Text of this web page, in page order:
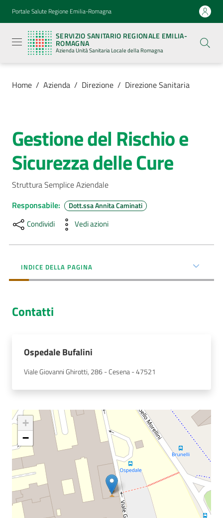
Vai al contenuto
Vai alla navigazione
Vai al footer
Portale Salute Regione Emilia-Romagna
SERVIZIO SANITARIO REGIONALE EMILIA-
ROMAGNA
Azienda Unità Sanitaria Locale della Romagna
Sanitario
Regionale
Emilia-
Romagna
Azienda
Sanitaria
Locale della
Azienda
Servizi
di
cura
AUSL
Servizi
a...
Bandi
Concorsi
Seguici
su
Home / Azienda / Direzione / Direzione Sanitaria
Salta al contenuto
Gestione del Rischio e
Sicurezza delle Cure
Struttura Semplice Aziendale
Responsabile: Dott.ssa Annita Caminati
Condividi Vedi azioni
INDICE DELLA PAGINA
Contatti
Ospedale Bufalini
Viale Giovanni Ghirotti, 286 - Cesena - 47521
+
−